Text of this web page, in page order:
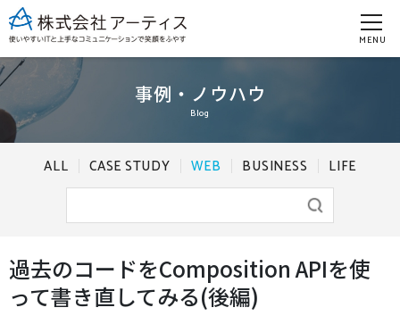
MENU
事例・ノウハウ
Blog
ALL CASE STUDY WEB BUSINESS LIFE
過去のコードをComposition APIを使
って書き直してみる(後編)